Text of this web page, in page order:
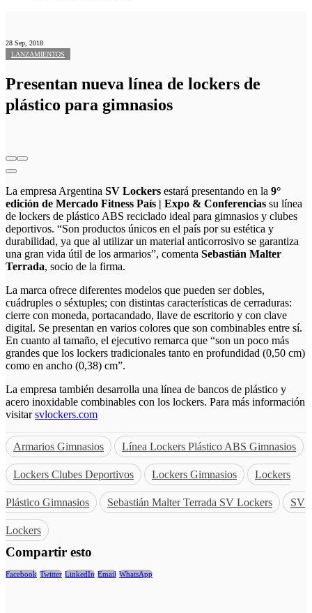
28 Sep, 2018
LANZAMIENTOS
Presentan nueva línea de lockers de
plástico para gimnasios
La empresa Argentina SV Lockers estará presentando en la 9°
edición de Mercado Fitness País | Expo & Conferencias su línea
de lockers de plástico ABS reciclado ideal para gimnasios y clubes
deportivos. “Son productos únicos en el país por su estética y
durabilidad, ya que al utilizar un material anticorrosivo se garantiza
una gran vida útil de los armarios”, comenta Sebastián Malter
Terrada, socio de la firma.
La marca ofrece diferentes modelos que pueden ser dobles,
cuádruples o séxtuples; con distintas características de cerraduras:
cierre con moneda, portacandado, llave de escritorio y con clave
digital. Se presentan en varios colores que son combinables entre sí.
En cuanto al tamaño, el ejecutivo remarca que “son un poco más
grandes que los lockers tradicionales tanto en profundidad (0,50 cm)
como en ancho (0,38) cm”.
La empresa también desarrolla una línea de bancos de plástico y
acero inoxidable combinables con los lockers. Para más información
visitarsvlockers.com
Armarios Gimnasios Línea Lockers Plástico ABS Gimnasios
Lockers Clubes Deportivos Lockers Gimnasios Lockers
Plástico Gimnasios Sebastián Malter Terrada SV Lockers SV
Lockers
Compartir esto
Facebook Twitter LinkedIn Email WhatsApp